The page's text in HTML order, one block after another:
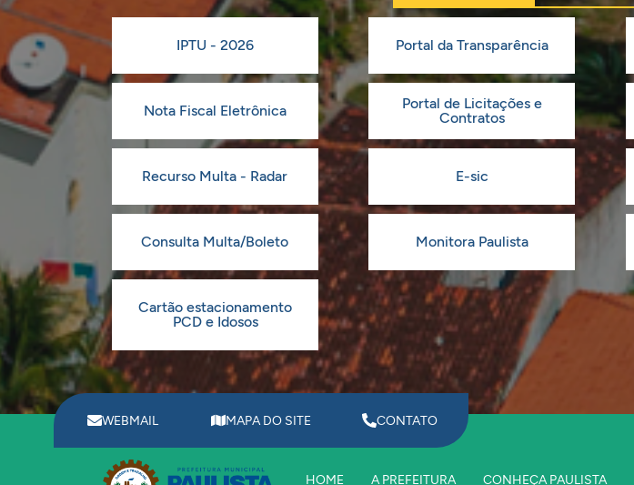
IPTU - 2026 Portal da Transparência
Nota Fiscal Eletrônica
Portal de Licitações e
Contratos
Recurso Multa - Radar E-sic
Consulta Multa/Boleto Monitora Paulista
Cartão estacionamento
PCD e Idosos
WEBMAIL MAPA DO SITE CONTATO
HOME A PREFEITURA CONHEÇA PAULISTA